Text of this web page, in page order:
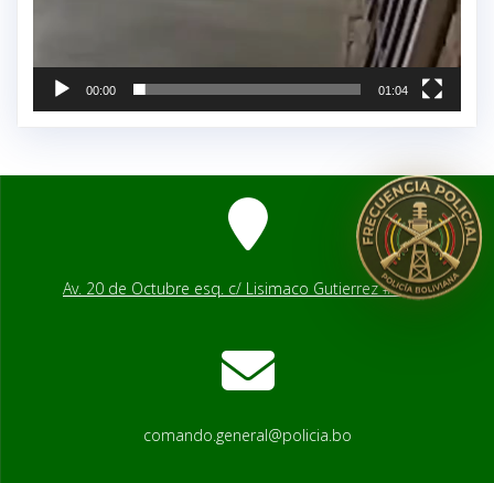
00:00 01:04
Av. 20 de Octubre esq. c/ Lisimaco Gutierrez # 2541
comando.general@policia.bo